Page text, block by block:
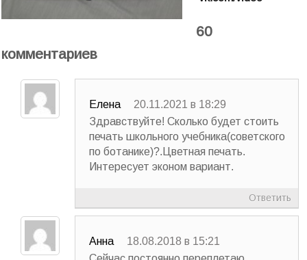
60
комментариев
Елена
20.11.2021 в 18:29
Здравствуйте! Сколько будет стоить
печать школьного учебника(советского
по ботанике)?.Цветная печать.
Интересует эконом вариант.
Ответить
Анна
18.08.2018 в 15:21